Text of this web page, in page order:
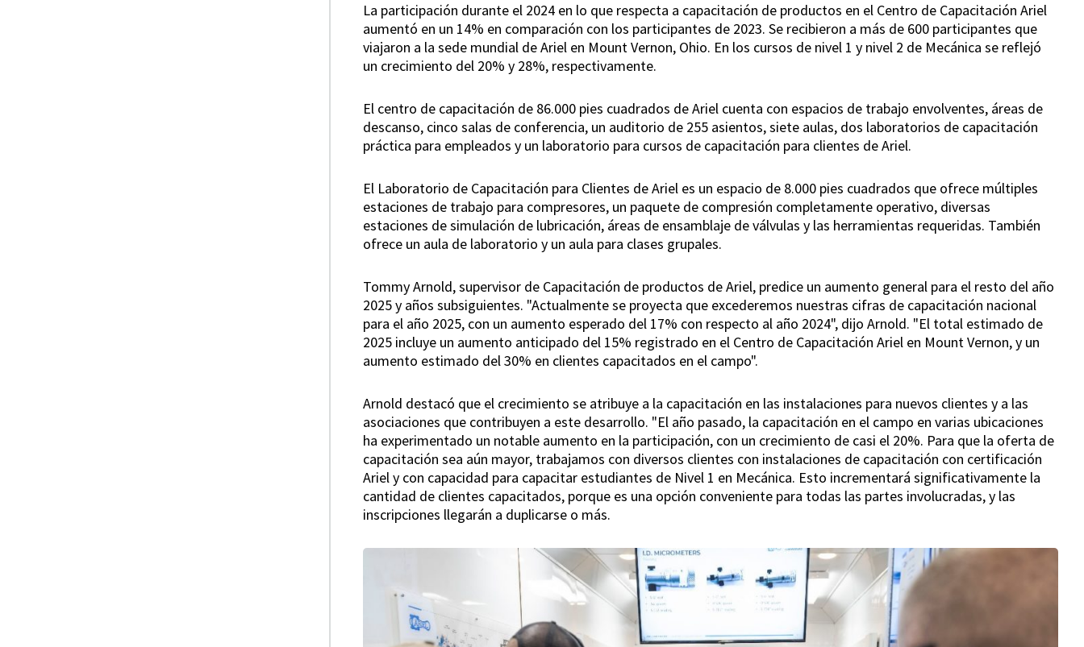
La participación durante el 2024 en lo que respecta a capacitación de productos en el Centro de Capacitación Ariel
aumentó en un 14% en comparación con los participantes de 2023. Se recibieron a más de 600 participantes que
viajaron a la sede mundial de Ariel en Mount Vernon, Ohio. En los cursos de nivel 1 y nivel 2 de Mecánica se reflejó
un crecimiento del 20% y 28%, respectivamente.
El centro de capacitación de 86.000 pies cuadrados de Ariel cuenta con espacios de trabajo envolventes, áreas de
descanso, cinco salas de conferencia, un auditorio de 255 asientos, siete aulas, dos laboratorios de capacitación
práctica para empleados y un laboratorio para cursos de capacitación para clientes de Ariel.
El Laboratorio de Capacitación para Clientes de Ariel es un espacio de 8.000 pies cuadrados que ofrece múltiples
estaciones de trabajo para compresores, un paquete de compresión completamente operativo, diversas
estaciones de simulación de lubricación, áreas de ensamblaje de válvulas y las herramientas requeridas. También
ofrece un aula de laboratorio y un aula para clases grupales.
Tommy Arnold, supervisor de Capacitación de productos de Ariel, predice un aumento general para el resto del año
2025 y años subsiguientes. "Actualmente se proyecta que excederemos nuestras cifras de capacitación nacional
para el año 2025, con un aumento esperado del 17% con respecto al año 2024", dijo Arnold. "El total estimado de
2025 incluye un aumento anticipado del 15% registrado en el Centro de Capacitación Ariel en Mount Vernon, y un
aumento estimado del 30% en clientes capacitados en el campo".
Arnold destacó que el crecimiento se atribuye a la capacitación en las instalaciones para nuevos clientes y a las
asociaciones que contribuyen a este desarrollo. "El año pasado, la capacitación en el campo en varias ubicaciones
ha experimentado un notable aumento en la participación, con un crecimiento de casi el 20%. Para que la oferta de
capacitación sea aún mayor, trabajamos con diversos clientes con instalaciones de capacitación con certificación
Ariel y con capacidad para capacitar estudiantes de Nivel 1 en Mecánica. Esto incrementará significativamente la
cantidad de clientes capacitados, porque es una opción conveniente para todas las partes involucradas, y las
inscripciones llegarán a duplicarse o más.